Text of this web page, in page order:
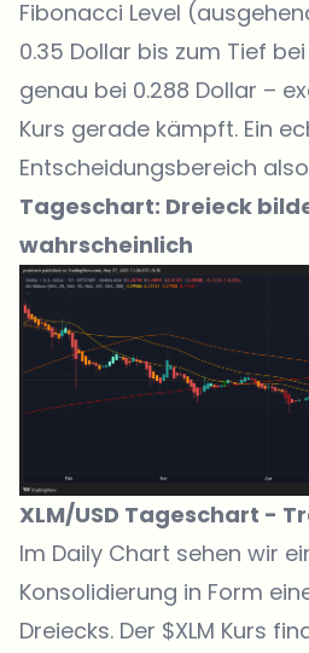
Fibonacci Level
0.35 Dollar bis zum Tief
genau bei 0.288 Dollar –
Kurs gerade kämpft. Ein
Entscheidungsbereich
Tageschart: Dreieck
wahrscheinlich
XLM/USD Tageschart -
Im Daily Chart sehen wir
Konsolidierung in Form
Dreiecks. Der $XLM Kurs